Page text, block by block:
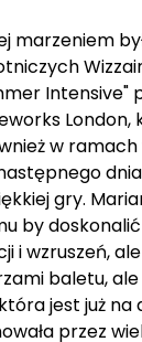
w
gry.
by
i wzruszeń,
baletu,
jest już
przez